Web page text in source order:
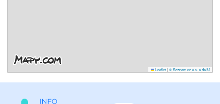
Leaflet|© Seznam.cz a.s. a další